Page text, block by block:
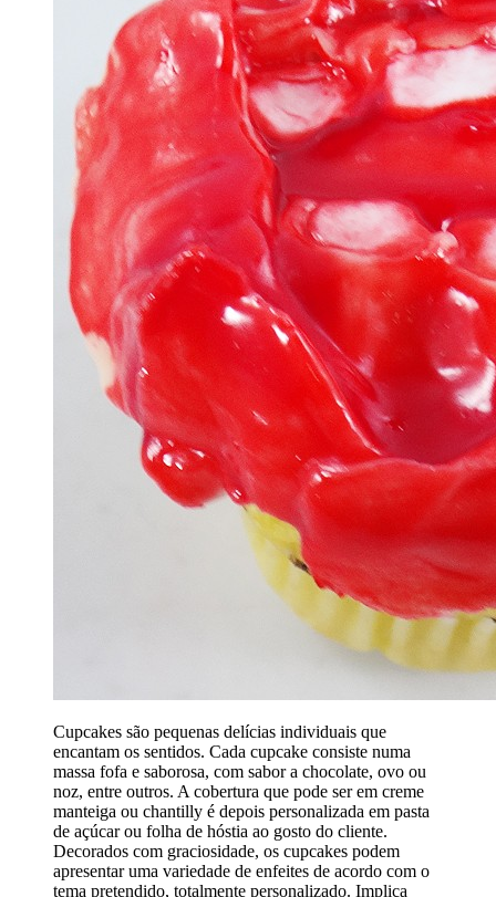
Cupcakes são pequenas delícias individuais que
encantam os sentidos. Cada cupcake consiste numa
massa fofa e saborosa, com sabor a chocolate, ovo ou
noz, entre outros. A cobertura que pode ser em creme
manteiga ou chantilly é depois personalizada em pasta
de açúcar ou folha de hóstia ao gosto do cliente.
Decorados com graciosidade, os cupcakes podem
apresentar uma variedade de enfeites de acordo com o
tema pretendido, totalmente personalizado. Implica